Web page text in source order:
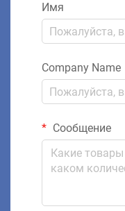
Имя
Company Name
Сообщение